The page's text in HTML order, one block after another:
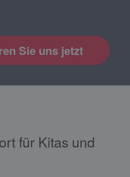
Sie uns jetzt
für Kitas und